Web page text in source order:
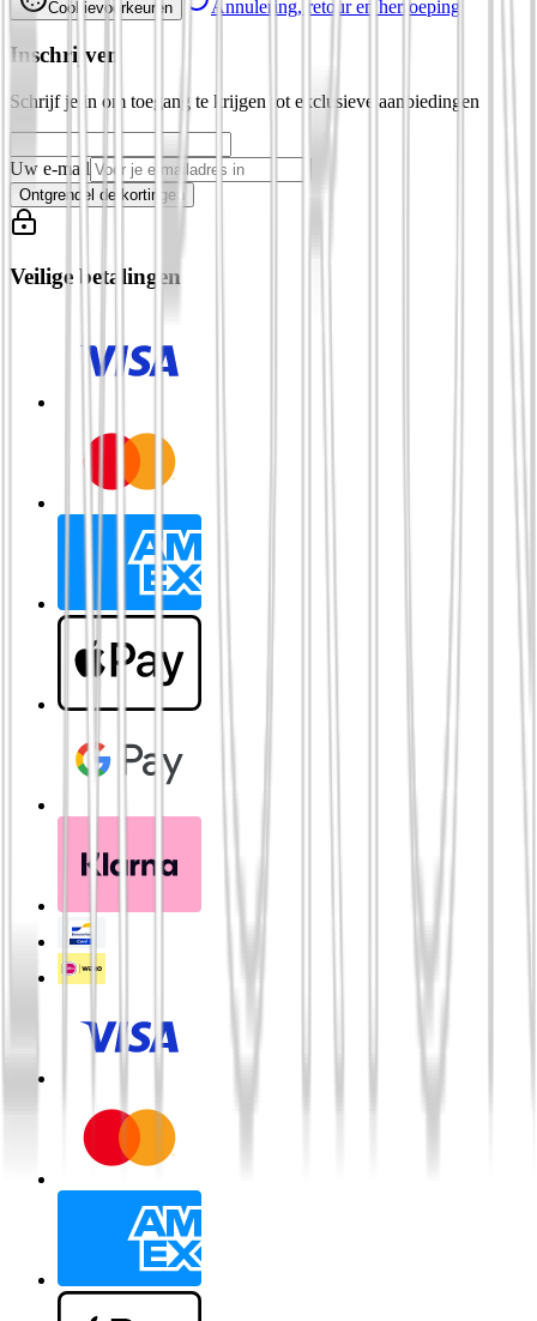
Cookievoorkeuren Annulering, retour en herroeping
Inschrijven
Schrijf je in om toegang te krijgen tot exclusieve aanbiedingen
Uw e-mail
Ontgrendel de kortingen
Veilige betalingen